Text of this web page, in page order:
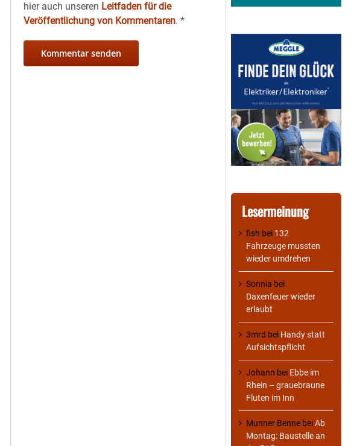
hier auch unseren Leitfaden für die
Veröffentlichung von Kommentaren.*
Lesermeinung
fish bei 132
Fahrzeuge mussten
wieder umdrehen
Sonnia bei
Daxenfeuer wieder
erlaubt
3mrd bei Handy statt
Aufsichtspflicht
Johann bei Ebbe im
Rhein – grauebraune
Fluten im Inn
Munner Benne beiAb
Montag: Baustelle an